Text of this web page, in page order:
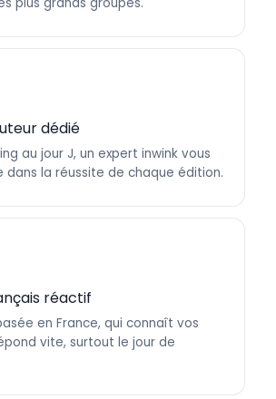
dédié
au jour J, un expert inwink vous
dans la réussite de chaque édition.
réactif
en France, qui connaît vos
vite, surtout le jour de